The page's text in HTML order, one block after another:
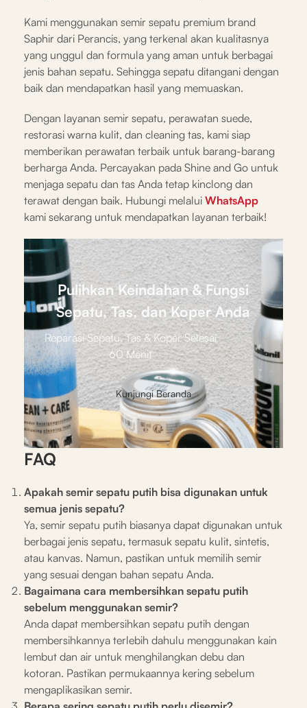
Kami menggunakan semir sepatu premium brand
Saphir dari Perancis, yang terkenal akan kualitasnya
yang unggul dan formula yang aman untuk berbagai
jenis bahan sepatu. Sehingga sepatu ditangani dengan
baik dan mendapatkan hasil yang memuaskan.
Dengan layanan semir sepatu, perawatan suede,
restorasi warna kulit, dan cleaning tas, kami siap
memberikan perawatan terbaik untuk barang-barang
berharga Anda. Percayakan pada Shine and Go untuk
menjaga sepatu dan tas Anda tetap kinclong dan
terawat dengan baik. Hubungi melalui WhatsApp
kami sekarang untuk mendapatkan layanan terbaik!
Pulihkan Keindahan & Fungsi
Sepatu, Tas, dan Koper Anda
Reparasi Sepatu, Tas & Koper Selesai
60 Menit
Kunjungi Beranda
FAQ
Apakah semir sepatu putih bisa digunakan untuk
semua jenis sepatu?
Ya, semir sepatu putih biasanya dapat digunakan untuk
berbagai jenis sepatu, termasuk sepatu kulit, sintetis,
atau kanvas. Namun, pastikan untuk memilih semir
yang sesuai dengan bahan sepatu Anda.
Bagaimana cara membersihkan sepatu putih
sebelum menggunakan semir?
Anda dapat membersihkan sepatu putih dengan
membersihkannya terlebih dahulu menggunakan kain
lembut dan air untuk menghilangkan debu dan
kotoran. Pastikan permukaannya kering sebelum
mengaplikasikan semir.